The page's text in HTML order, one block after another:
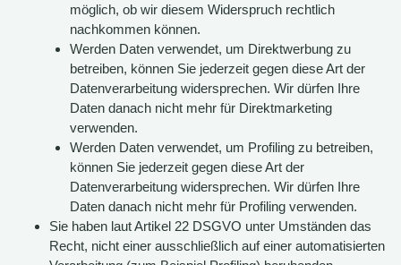
möglich, ob wir diesem Widerspruch rechtlich
nachkommen können.
Werden Daten verwendet, um Direktwerbung zu
betreiben, können Sie jederzeit gegen diese Art der
Datenverarbeitung widersprechen. Wir dürfen Ihre
Daten danach nicht mehr für Direktmarketing
verwenden.
Werden Daten verwendet, um Profiling zu betreiben,
können Sie jederzeit gegen diese Art der
Datenverarbeitung widersprechen. Wir dürfen Ihre
Daten danach nicht mehr für Profiling verwenden.
Sie haben laut Artikel 22 DSGVO unter Umständen das
Recht, nicht einer ausschließlich auf einer automatisierten